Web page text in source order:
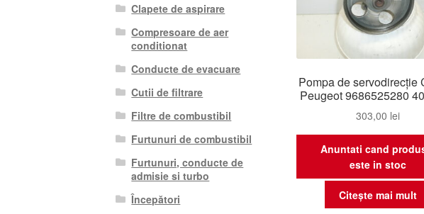
Pompa de servodirecție
Peugeot 9686525280
303,00 lei
Anuntati cand
este in stoc
Citește mai mult
Clapete de aspirare
Compresoare de aer
conditionat
Conducte de evacuare
Cutii de filtrare
Filtre de combustibil
Furtunuri de combustibil
Furtunuri, conducte de
admisie si turbo
Începători